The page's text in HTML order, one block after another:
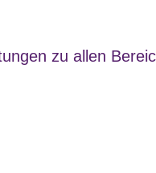
zu allen